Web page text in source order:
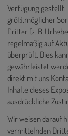
Verfügung gestellt.
größtmöglicher
Dritter (z. B.
regelmäßig auf
überprüft. Dies
gewährleistet
direkt mit uns
Inhalte dieses
ausdrückliche
Wir weisen darauf
vermittelnden